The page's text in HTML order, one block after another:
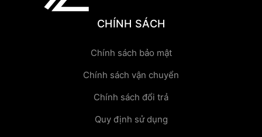
CHÍNH SÁCH
Chính sách bảo mật
Chính sách vận chuyển
Chính sách đổi trả
Quy định sử dụng